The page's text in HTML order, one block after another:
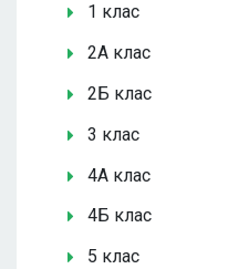
1 клас
2А клас
2Б клас
3 клас
4А клас
4Б клас
5 клас